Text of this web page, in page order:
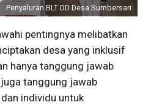
Penyaluran BLT DD Desa Sumbersari
pentingnya melibatkan
desa yang inklusif
hanya tanggung jawab
tanggung jawab
individu untuk